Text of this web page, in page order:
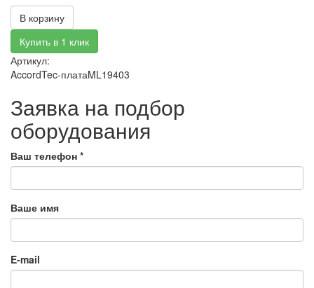
В корзину
Купить в 1 клик
Артикул:
AccordTec-платаML19403
Заявка на подбор
оборудования
Ваш телефон *
Ваше имя
E-mail